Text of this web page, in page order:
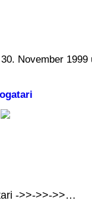
November
->>->>->>…